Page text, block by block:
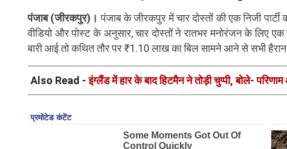
पंजाब (जीरकपुर)। पंजाब के जीरकपुर में चार दोस्तों की एक निजी
वीडियो और पोस्ट के अनुसार, चार दोस्तों ने रातभर मनोरंजन के लिए
बारी आई तो कथित तौर पर ₹1.10 लाख का बिल सामने आने से सभी
Also Read -इंग्लैंड में हार के बाद हिटमैन ने तोड़ी चुप्पी, बोले-